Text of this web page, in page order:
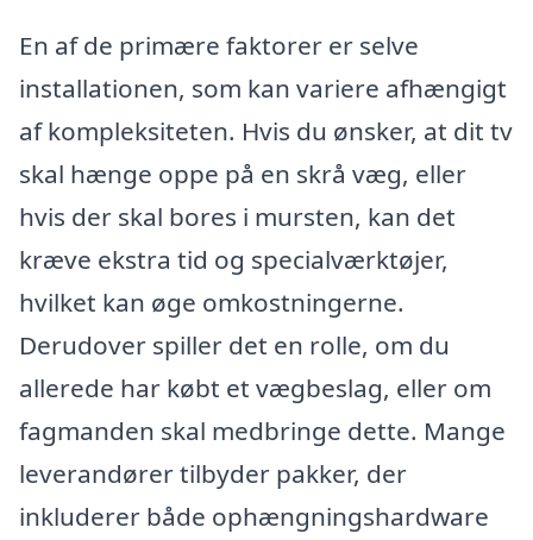
En af de primære faktorer er selve
installationen, som kan variere afhængigt
af kompleksiteten. Hvis du ønsker, at dit tv
skal hænge oppe på en skrå væg, eller
hvis der skal bores i mursten, kan det
kræve ekstra tid og specialværktøjer,
hvilket kan øge omkostningerne.
Derudover spiller det en rolle, om du
allerede har købt et vægbeslag, eller om
fagmanden skal medbringe dette. Mange
leverandører tilbyder pakker, der
inkluderer både ophængningshardware